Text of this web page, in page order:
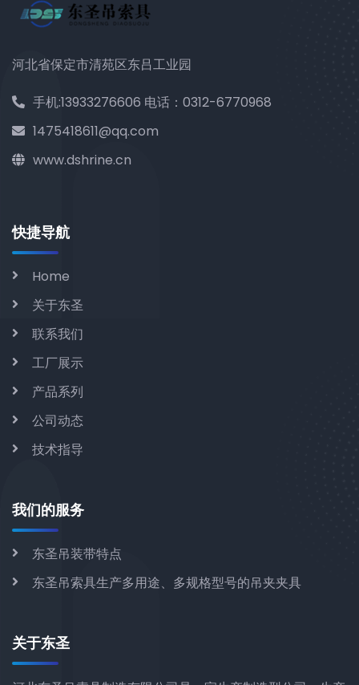
河北省保定市清苑区东吕工业园
手机:13933276606 电话：0312-6770968
1475418611@qq.com
www.dshrine.cn
快捷导航
Home
关于东圣
联系我们
工厂展示
产品系列
公司动态
技术指导
我们的服务
东圣吊装带特点
东圣吊索具生产多用途、多规格型号的吊夹夹具
关于东圣